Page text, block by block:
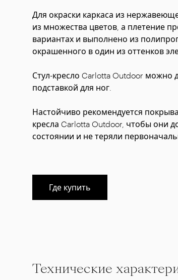
Для окраски каркаса из
из множества цветов, а плетение
вариантах и выполнено из
окрашенного в один из оттенков
Стул-кресло Carlotta Outdoor
подставкой для ног.
Настойчиво рекомендуется
кресла Carlotta Outdoor, чтобы они
состоянии и не теряли
Где купить
Технические